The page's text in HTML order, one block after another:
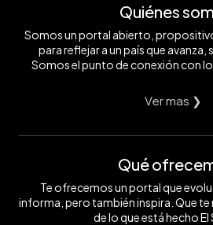
Quiénes
Somos un portal abierto,
para reflejar a un país que avanza,
Somos el punto de conexión con lo
Ver mas ❯
Qué
Te ofrecemos un portal que
informa, pero también inspira. Que
de lo que está hecho El